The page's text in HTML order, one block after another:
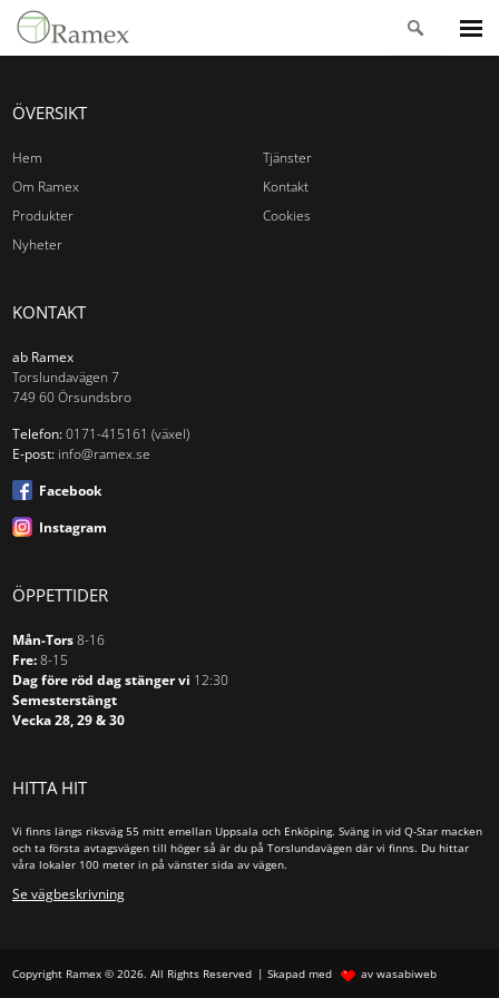
ÖVERSIKT
Hem
Om Ramex
Produkter
Nyheter
Tjänster
Kontakt
Cookies
KONTAKT
ab Ramex
Torslundavägen 7
749 60 Örsundsbro
Telefon: 0171-415161 (växel)
E-post: info@ramex.se
Facebook
Instagram
ÖPPETTIDER
Mån-Tors 8-16
Fre: 8-15
Dag före röd dag stänger vi 12:30
Semesterstängt
Vecka 28, 29 & 30
HITTA HIT
Vi finns längs riksväg 55 mitt emellan Uppsala och Enköping. Sväng in vid Q-Star macken
och ta första avtagsvägen till höger så är du på Torslundavägen där vi finns. Du hittar
våra lokaler 100 meter in på vänster sida av vägen.
Se vägbeskrivning
Copyright Ramex © 2026. All Rights Reserved Skapad med av wasabiweb